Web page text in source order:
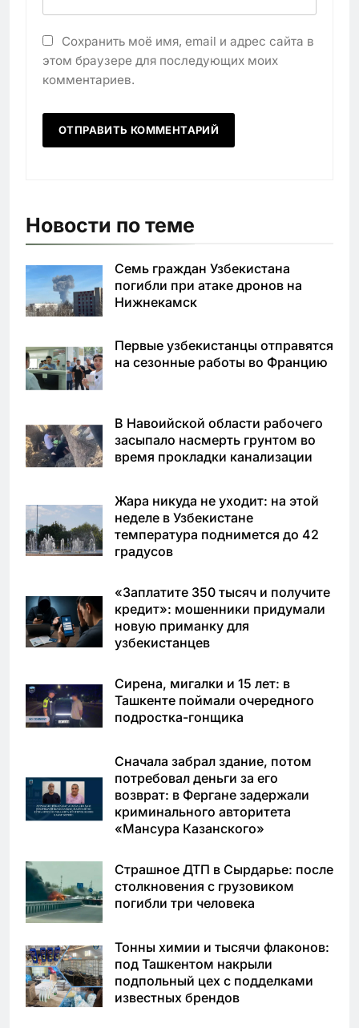
Сохранить моё имя, email и адрес сайта в
этом браузере для последующих моих
комментариев.
Новости по теме
Семь граждан Узбекистана
погибли при атаке дронов на
Нижнекамск
Первые узбекистанцы отправятся
на сезонные работы во Францию
В Навоийской области рабочего
засыпало насмерть грунтом во
время прокладки канализации
Жара никуда не уходит: на этой
неделе в Узбекистане
температура поднимется до 42
градусов
«Заплатите 350 тысяч и получите
кредит»: мошенники придумали
новую приманку для
узбекистанцев
Сирена, мигалки и 15 лет: в
Ташкенте поймали очередного
подростка-гонщика
Сначала забрал здание, потом
потребовал деньги за его
возврат: в Фергане задержали
криминального авторитета
«Мансура Казанского»
Страшное ДТП в Сырдарье: после
столкновения с грузовиком
погибли три человека
Тонны химии и тысячи флаконов:
под Ташкентом накрыли
подпольный цех с подделками
известных брендов